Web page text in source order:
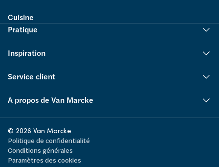
Cuisine
Pratique
Inspiration
Service client
A propos de Van Marcke
© 2026 Van Marcke
Politique de confidentialité
Conditions générales
Paramètres des cookies